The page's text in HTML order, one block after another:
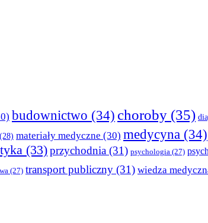
budownictwo (34) choroby (35)
(28) materiały medyczne (30) medycyna (34)
(33)przychodnia (31) psychologia (27)
(27) transport publiczny (31) wiedza